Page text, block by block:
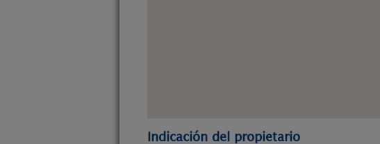
Indicación del propietario